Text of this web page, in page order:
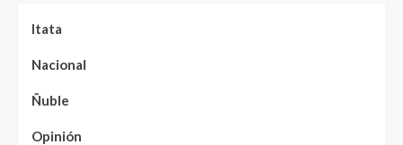
Itata
Nacional
Ñuble
Opinión